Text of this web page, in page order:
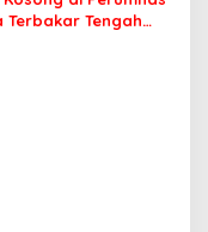
Terbakar Tengah